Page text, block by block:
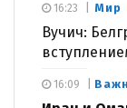
Мир
Вучич:
16:23
16:09